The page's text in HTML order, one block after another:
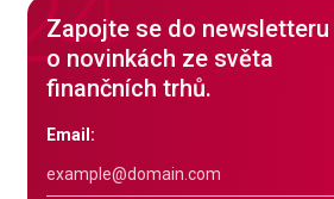
Zapojte se do newsletteru
o novinkách ze světa
finančních trhů.
Email: